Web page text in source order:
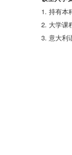
1. 持有本
2. 大学课
3. 意大利